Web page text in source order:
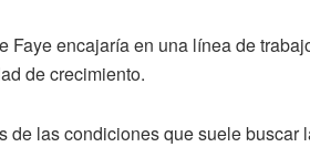
Faye encajaría en una línea de
de crecimiento.
de las condiciones que suele